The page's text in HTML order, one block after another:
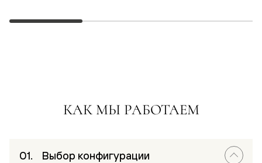
КАК МЫ РАБОТАЕМ
Выбор конфигурации